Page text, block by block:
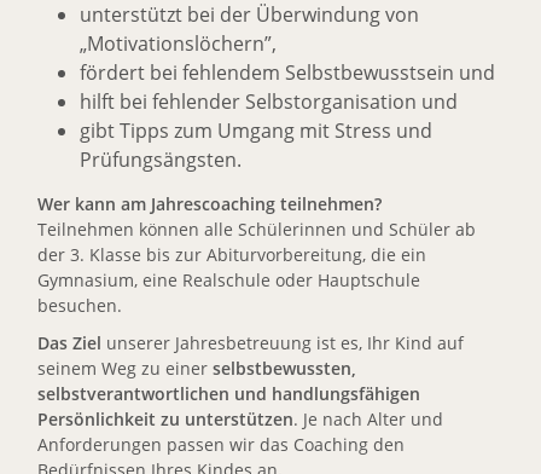
unterstützt bei der Überwindung von
„Motivationslöchern”,
fördert bei fehlendem Selbstbewusstsein und
hilft bei fehlender Selbstorganisation und
gibt Tipps zum Umgang mit Stress und
Prüfungsängsten.
Wer kann am Jahrescoaching teilnehmen?
Teilnehmen können alle Schülerinnen und Schüler ab
der 3. Klasse bis zur Abiturvorbereitung, die ein
Gymnasium, eine Realschule oder Hauptschule
besuchen.
Das Ziel unserer Jahresbetreuung ist es, Ihr Kind auf
seinem Weg zu einer selbstbewussten,
selbstverantwortlichen und handlungsfähigen
Persönlichkeit zu unterstützen. Je nach Alter und
Anforderungen passen wir das Coaching den